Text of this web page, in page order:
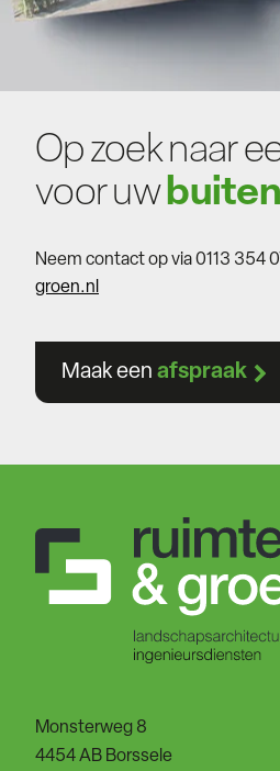
Op zoek naar
voor uw
Neem contact op via 0113 354
groen.nl
Maak een afspraak
Monsterweg 8
4454 AB Borssele